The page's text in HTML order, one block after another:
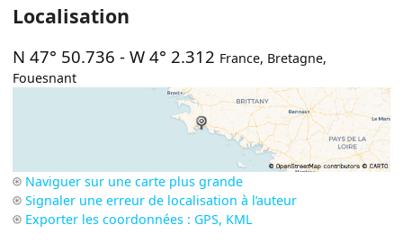
Localisation
N 47° 50.736 -W 4° 2.312 France, Bretagne,
Fouesnant
Naviguer sur une carte plus grande
Signaler une erreur de localisation à l’auteur
Exporter les coordonnées : GPS, KML